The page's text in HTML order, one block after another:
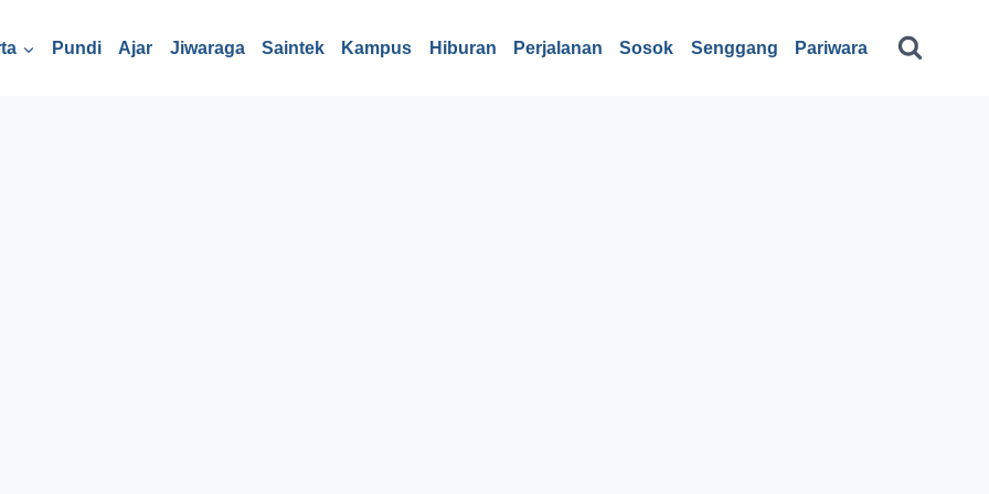
Pundi Ajar Jiwaraga Saintek Kampus Hiburan Perjalanan Sosok Senggang Pariwara